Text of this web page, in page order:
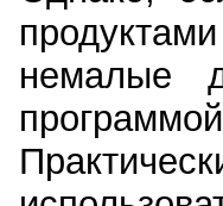
немалые